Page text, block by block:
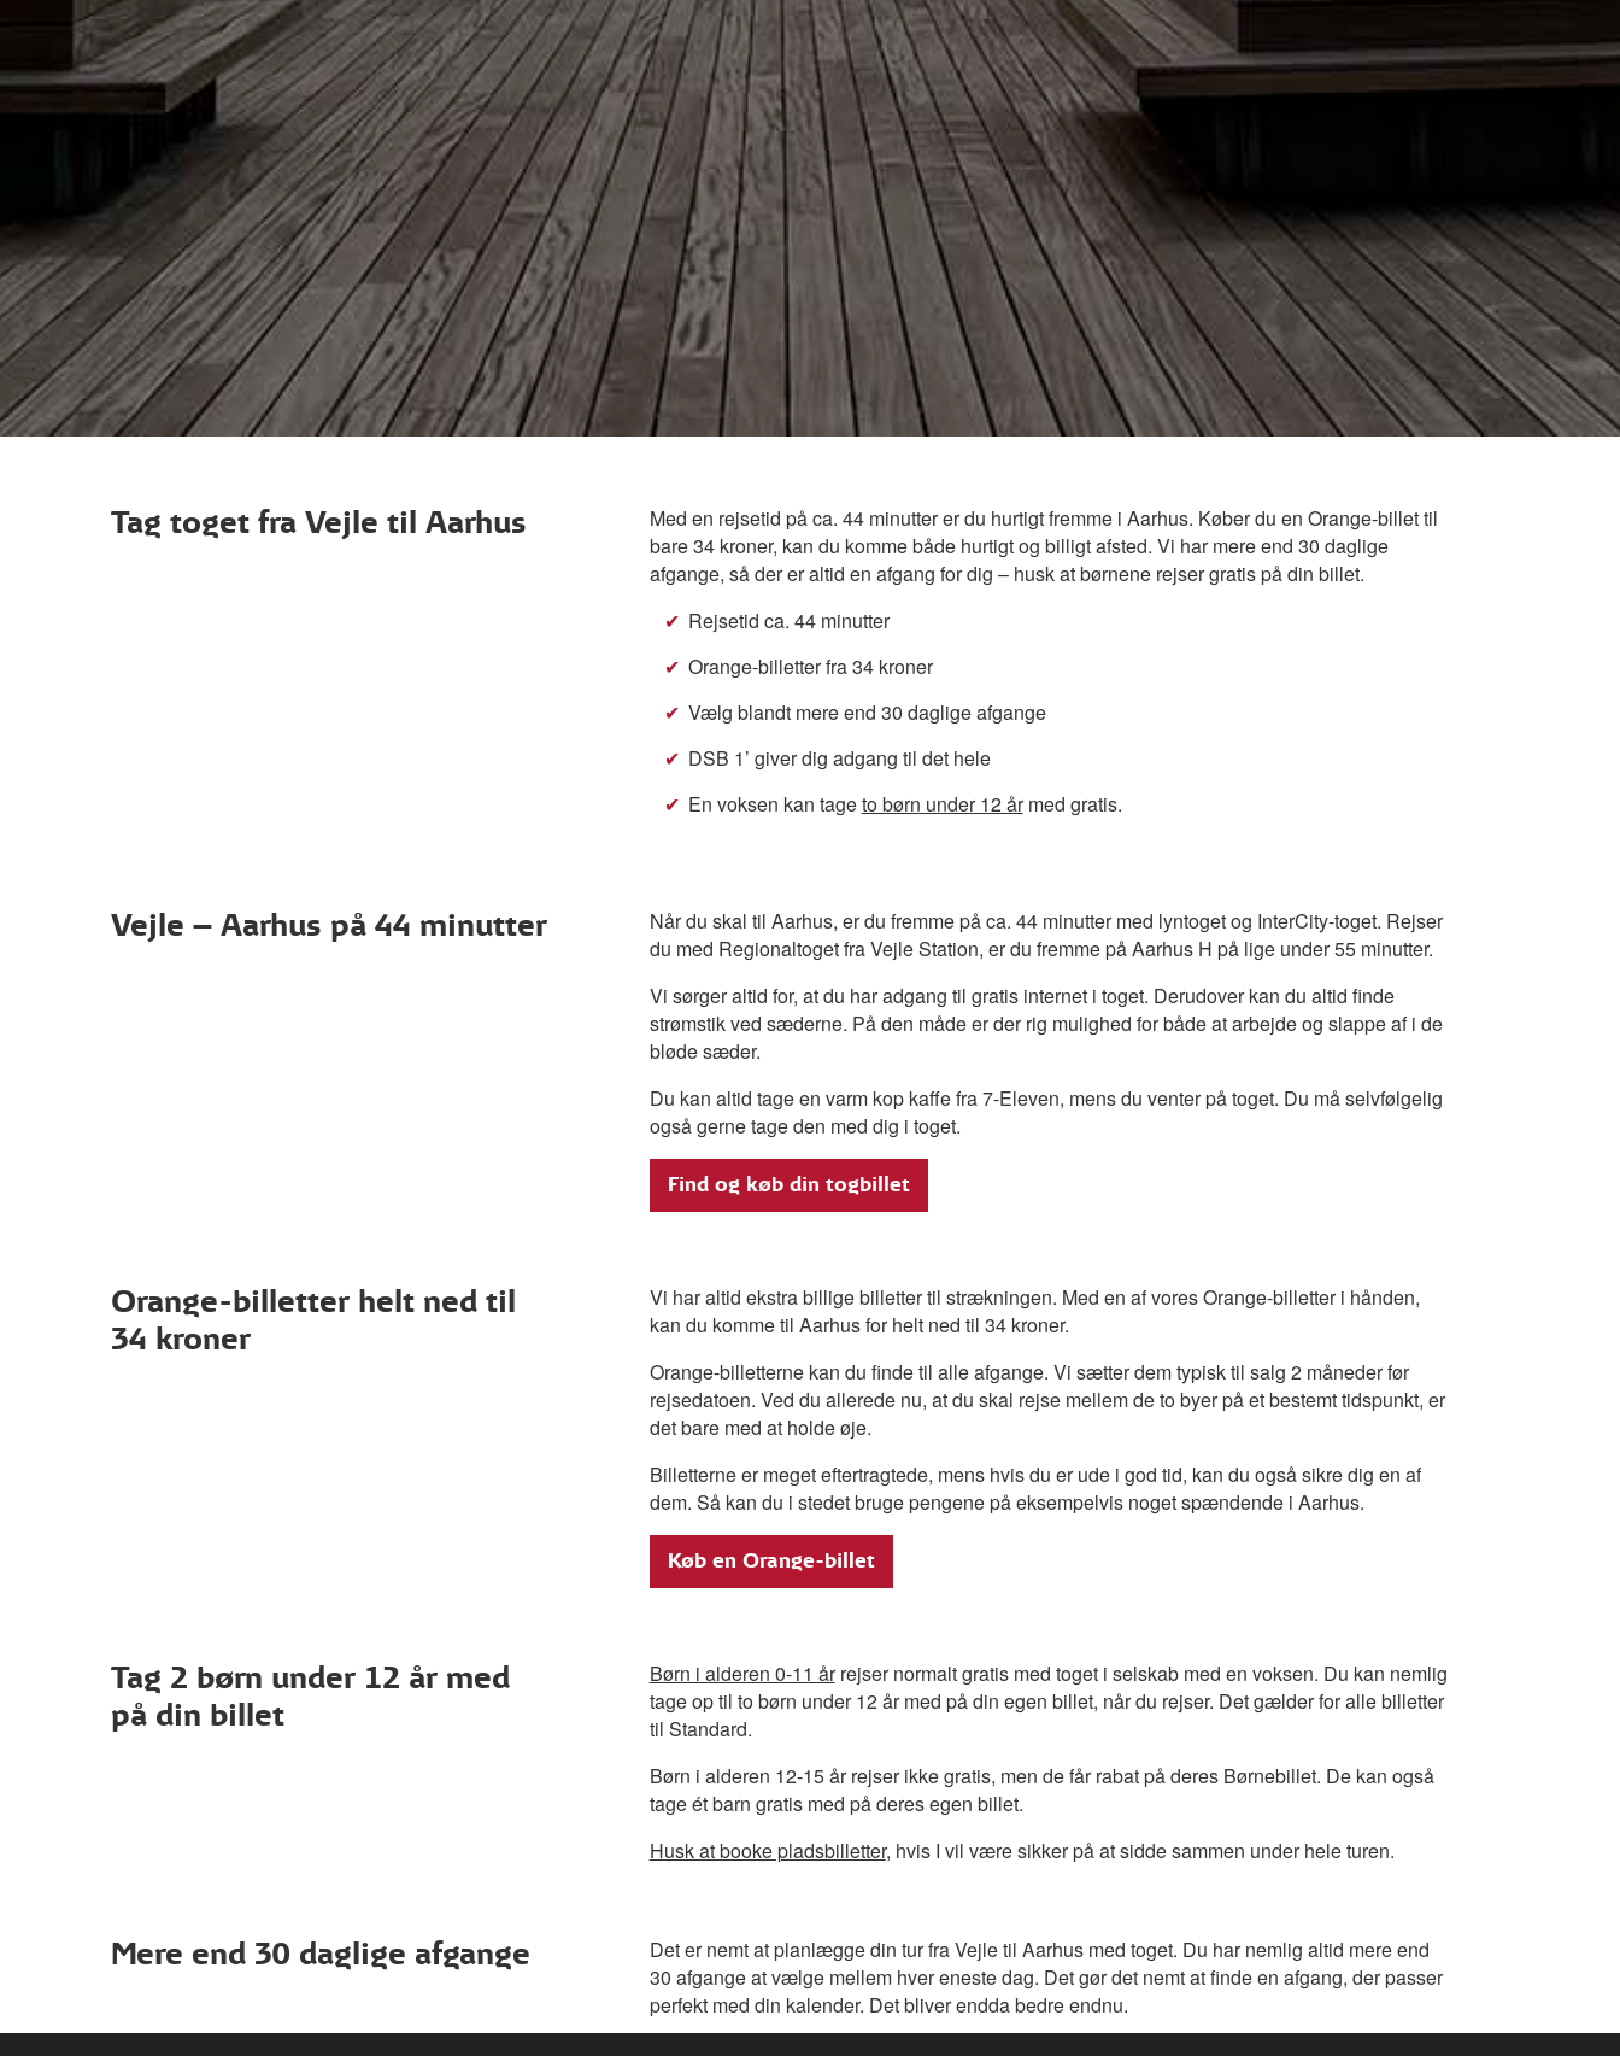
Tag toget fra Vejle til Aarhus
Med en rejsetid på ca. 44 minutter er du hurtigt fremme i Aarhus. Køber du en Orange-billet til
bare 34 kroner, kan du komme både hurtigt og billigt afsted. Vi har mere end 30 daglige
afgange, så der er altid en afgang for dig – husk at børnene rejser gratis på din billet.
Rejsetid ca. 44 minutter
Orange-billetter fra 34 kroner
Vælg blandt mere end 30 daglige afgange
DSB 1’ giver dig adgang til det hele
En voksen kan tageto børn under 12 år med gratis.
Vejle – Aarhus på 44 minutter
Når du skal til Aarhus, er du fremme på ca. 44 minutter med lyntoget og InterCity-toget. Rejser
du med Regionaltoget fra Vejle Station, er du fremme på Aarhus H på lige under 55 minutter.
Vi sørger altid for, at du har adgang til gratis internet i toget. Derudover kan du altid finde
strømstik ved sæderne. På den måde er der rig mulighed for både at arbejde og slappe af i de
bløde sæder.
Du kan altid tage en varm kop kaffe fra 7-Eleven, mens du venter på toget. Du må selvfølgelig
også gerne tage den med dig i toget.
Find og køb din togbillet
Orange-billetter helt ned til
34 kroner
Vi har altid ekstra billige billetter til strækningen. Med en af vores Orange-billetter i hånden,
kan du komme til Aarhus for helt ned til 34 kroner.
Orange-billetterne kan du finde til alle afgange. Vi sætter dem typisk til salg 2 måneder før
rejsedatoen. Ved du allerede nu, at du skal rejse mellem de to byer på et bestemt tidspunkt, er
det bare med at holde øje.
Billetterne er meget eftertragtede, mens hvis du er ude i god tid, kan du også sikre dig en af
dem. Så kan du i stedet bruge pengene på eksempelvis noget spændende i Aarhus.
Køb en Orange-billet
Tag 2 børn under 12 år med
på din billet
Børn i alderen 0-11 årrejser normalt gratis med toget i selskab med en voksen. Du kan nemlig
tage op til to børn under 12 år med på din egen billet, når du rejser. Det gælder for alle billetter
til Standard.
Børn i alderen 12-15 år rejser ikke gratis, men de får rabat på deres Børnebillet. De kan også
tage ét barn gratis med på deres egen billet.
Husk at booke pladsbilletter, hvis I vil være sikker på at sidde sammen under hele turen.
Mere end 30 daglige afgange
Det er nemt at planlægge din tur fra Vejle til Aarhus med toget. Du har nemlig altid mere end
30 afgange at vælge mellem hver eneste dag. Det gør det nemt at finde en afgang, der passer
perfekt med din kalender. Det bliver endda bedre endnu.